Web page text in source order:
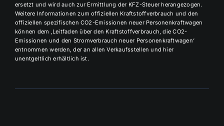
ersetzt und wird auch zur Ermittlung der KFZ-Steuer herangezogen.
Weitere Informationen zum offiziellen Kraftstoffverbrauch und den
offiziellen spezifischen CO2-Emissionen neuer Personenkraftwagen
können dem ‚Leitfaden über den Kraftstoffverbrauch, die CO2-
Emissionen und den Stromverbrauch neuer Personenkraftwagen‘
entnommen werden, der an allen Verkaufsstellen undhier
unentgeltlich erhältlich ist.